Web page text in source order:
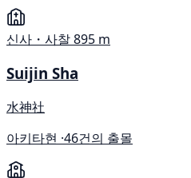
신사・사찰895 m
Suijin Sha
水神社
아키타현 ·46건의 출몰